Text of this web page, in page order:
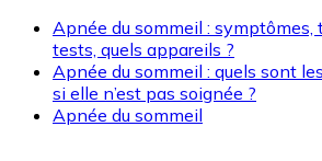
Apnée du sommeil : symptômes,
tests, quels appareils ?
Apnée du sommeil : quels sont
si elle n’est pas soignée ?
Apnée du sommeil